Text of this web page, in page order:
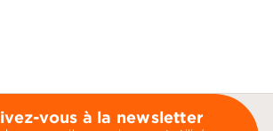
vous à la newsletter